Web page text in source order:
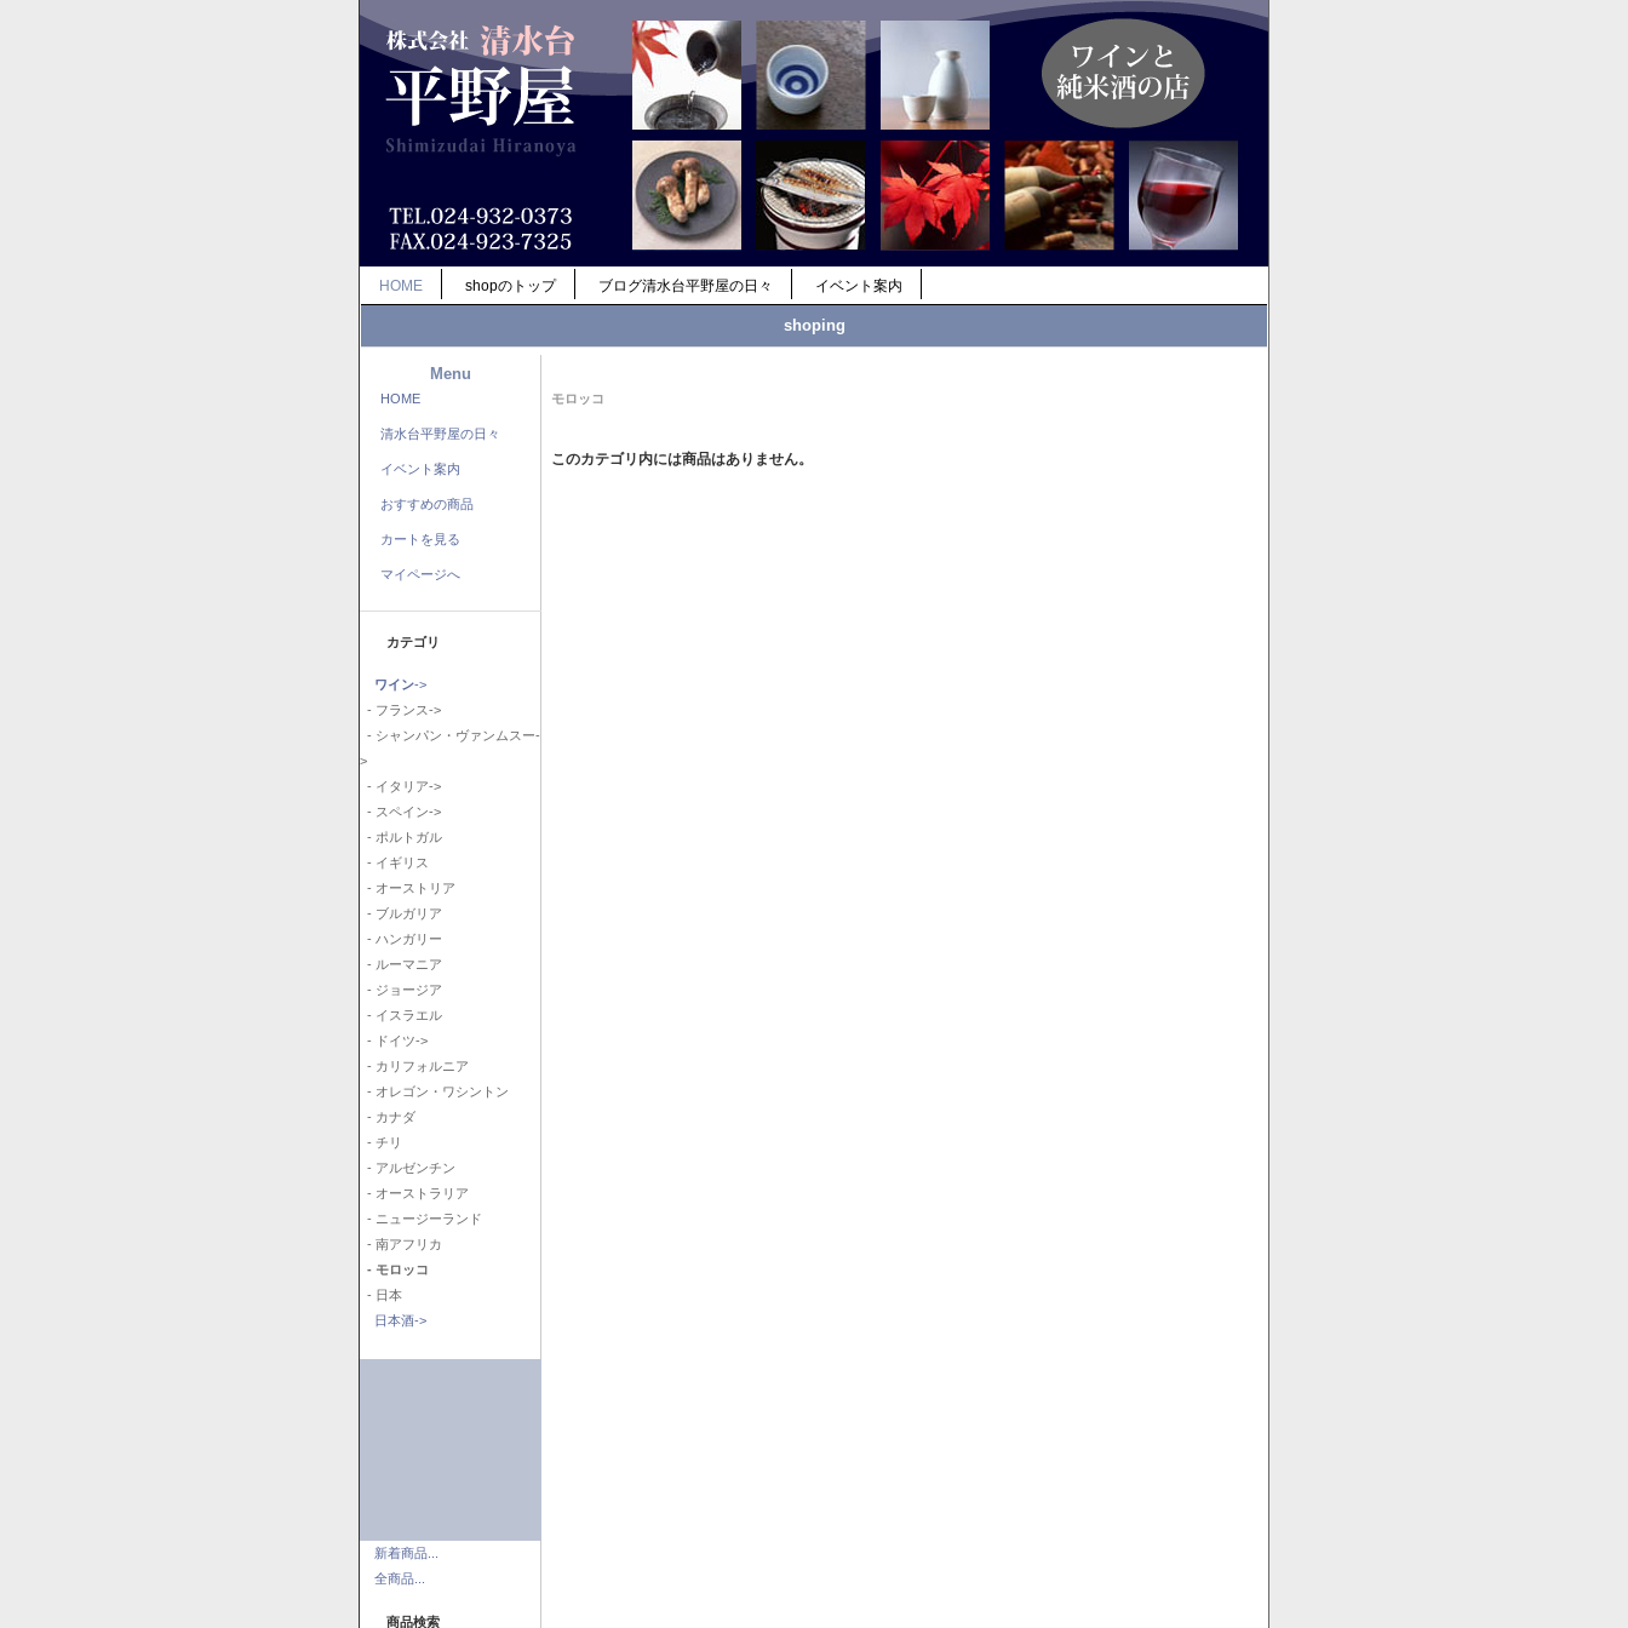
HOME shopのトップ ブログ清水台平野屋の日々 イベント案内
shoping
Menu
HOME
清水台平野屋の日々
イベント案内
おすすめの商品
カートを見る
マイページへ
カテゴリ
ワイン->
- フランス->
- シャンパン・ヴァンムスー-
>
- イタリア->
- スペイン->
- ポルトガル
- イギリス
- オーストリア
- ブルガリア
- ハンガリー
- ルーマニア
- ジョージア
- イスラエル
- ドイツ->
- カリフォルニア
- オレゴン・ワシントン
- カナダ
- チリ
- アルゼンチン
- オーストラリア
- ニュージーランド
- 南アフリカ
- モロッコ
- 日本
日本酒->
新着商品...
全商品...
商品検索
モロッコ
このカテゴリ内には商品はありません。